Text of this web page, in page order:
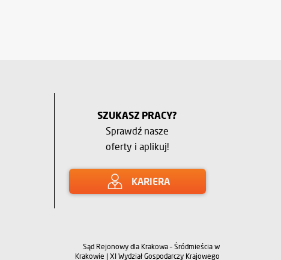
SZUKASZ PRACY?
Sprawdź nasze
oferty i aplikuj!
KARIERA
Sąd Rejonowy dla Krakowa – Śródmieścia w
Krakowie | XI Wydział Gospodarczy Krajowego